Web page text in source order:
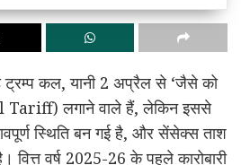
ट्रम्प कल, यानी 2 अप्रैल से ‘जैसे को
Tariff) लगाने वाले हैं, लेकिन इससे
स्थिति बन गई है, और सेंसेक्स ताश
वित्त वर्ष 2025-26 के पहले कारोबारी